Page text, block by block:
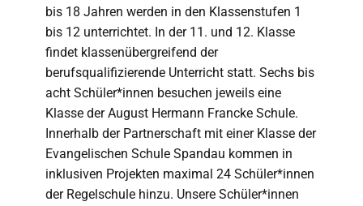
bis 18 Jahren werden in den Klassenstufen 1
bis 12 unterrichtet. In der 11. und 12. Klasse
findet klassenübergreifend der
berufsqualifizierende Unterricht statt. Sechs bis
acht Schüler*innen besuchen jeweils eine
Klasse der August Hermann Francke Schule.
Innerhalb der Partnerschaft mit einer Klasse der
Evangelischen Schule Spandau kommen in
inklusiven Projekten maximal 24 Schüler*innen
der Regelschule hinzu. Unsere Schüler*innen